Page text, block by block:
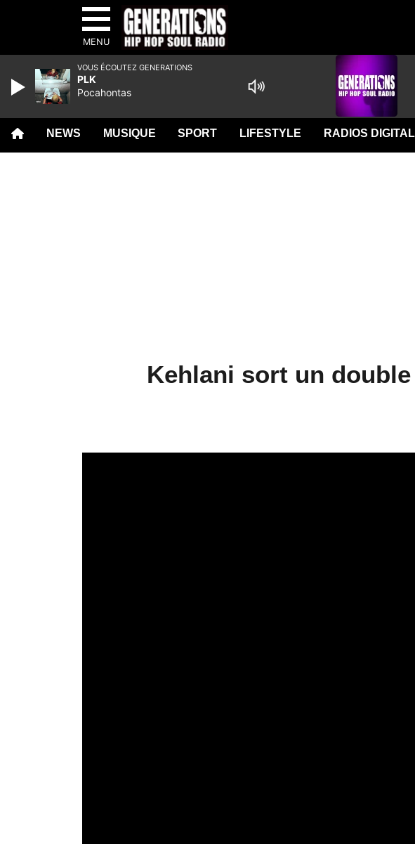
MENU
NEWS MUSIQUE SPORT LIFESTYLE RADIOS
Kehlani sort un
VOUS ÉCOUTEZ GENERATIONS
PLK
Pocahontas